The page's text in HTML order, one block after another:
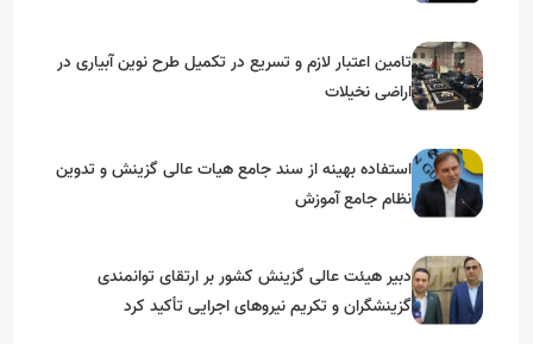
تامین اعتبار لازم و تسریع در تکمیل طرح نوین آبیاری در
اراضی نخیلات
استفاده بهینه از سند جامع هیات عالی گزینش و‌ تدوین
نظام جامع آموزش
دبیر هیئت عالی گزینش کشور بر ارتقای توانمندی
گزینشگران و تکریم نیروهای اجرایی تأکید کرد